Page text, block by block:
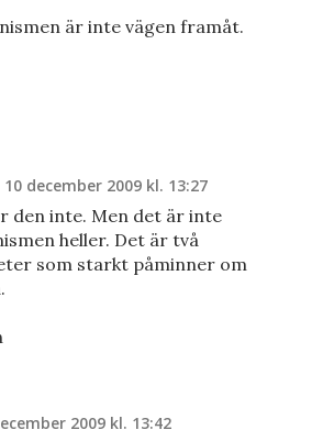
är inte vägen framåt.
10 december 2009 kl. 13:27
den inte. Men det är inte
heller. Det är två
som starkt påminner om
2009 kl. 13:42